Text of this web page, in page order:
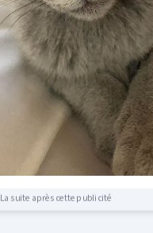
La suite après cette publicité